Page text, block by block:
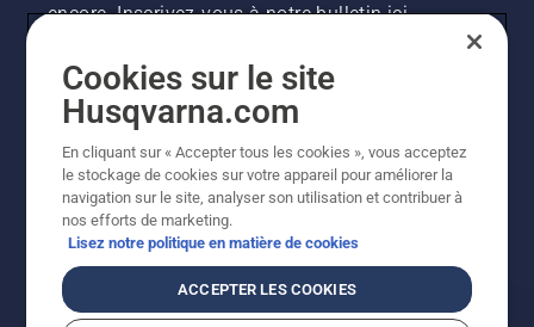
encore. Inscrivez-vous à notre bulletin ici.
INSCRIPTION À LA NEWSLETTER
Cookies sur le site
Husqvarna.com
En cliquant sur « Accepter tous les cookies », vous acceptez
le stockage de cookies sur votre appareil pour améliorer la
navigation sur le site, analyser son utilisation et contribuer à
nos efforts de marketing.
Lisez notre politique en matière de cookies
ACCEPTER LES COOKIES